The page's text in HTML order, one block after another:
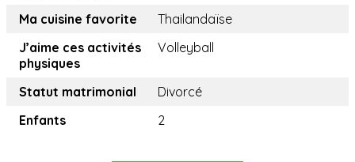
Ma cuisine favorite
Thailandaïse
J’aime ces activités
physiques
Volleyball
Statut matrimonial
Divorcé
Enfants
2